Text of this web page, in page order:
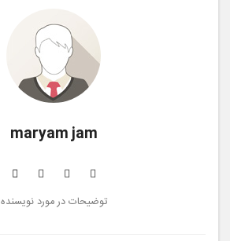
maryam jam
توضیحات در مورد نویسنده